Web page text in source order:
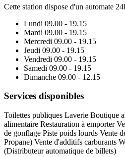
Cette station dispose d'un automate
Lundi 09.00 - 19.15
Mardi 09.00 - 19.15
Mercredi 09.00 - 19.15
Jeudi 09.00 - 19.15
Vendredi 09.00 - 19.15
Samedi 09.00 - 19.15
Dimanche 09.00 - 12.15
Services disponibles
Toilettes publiques Laverie Boutique
alimentaire Restauration à emporter
de gonflage Piste poids lourds Vente
Propane) Vente d'additifs carburants
(Distributeur automatique de billets)